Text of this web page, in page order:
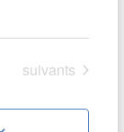
Évènements
suivants